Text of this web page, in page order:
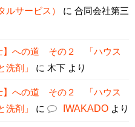
サービス）
に 合同会社第三
】への道 その２ 「ハウス
剤」
に 木下 より
】への道 その２ 「ハウス
剤」
に IWAKADO より